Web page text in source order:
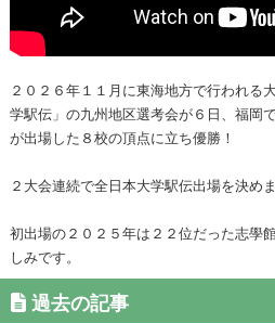
２０２６年１１月に東海地方で行われる
学駅伝」の九州地区選考会が６日、福岡
が出場した８校の頂点に立ち優勝！
２大会連続で全日本大学駅伝出場を決めま
初出場の２０２５年は２２位だった志學
しみです。
過去の記事